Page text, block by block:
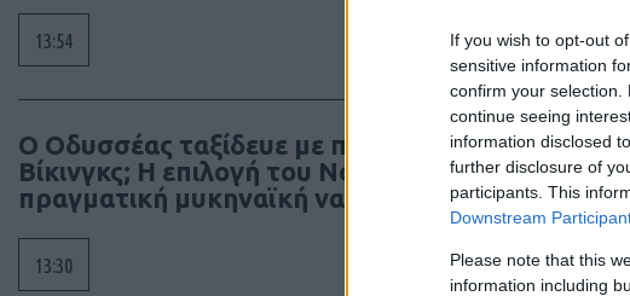
If you wish to opt-out
sensitive information
confirm your
continue seeing
information disclosed
further disclosure of
participants. This
Downstream
Please note that this
information including
13:54
Ο Οδυσσέας ταξίδευε με πλοίο των
Βίκινγκς; Η επιλογή του Νόλαν και η
πραγματική μυκηναϊκή ναυπηγική
13:30